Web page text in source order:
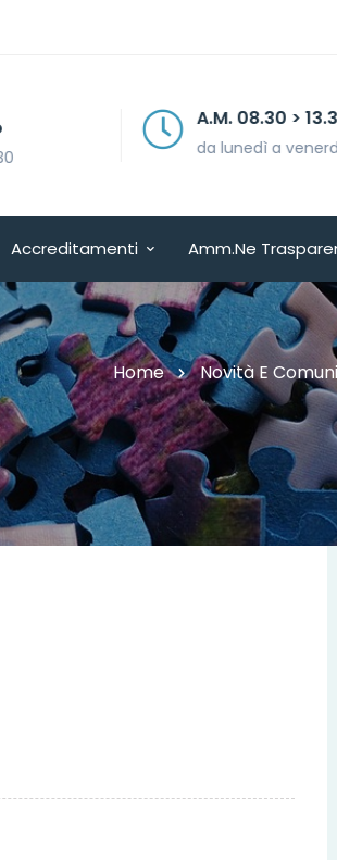
A.M. 08.30 > 13.30
da lunedì a venerdì
Accreditamenti Amm.ne
Home Novità E